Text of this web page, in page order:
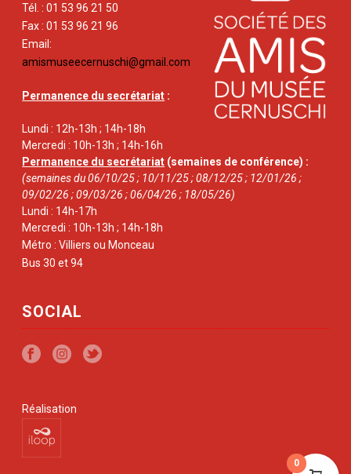
Tél. : 01 53 96 21 50
Fax : 01 53 96 21 96
Email:
amismuseecernuschi@gmail.com
Permanence du secrétariat :
Lundi : 12h-13h ; 14h-18h
Mercredi : 10h-13h ; 14h-16h
Permanence du secrétariat (semaines de conférence) :
(semaines du 06/10/25 ; 10/11/25 ; 08/12/25 ; 12/01/26 ;
09/02/26 ; 09/03/26 ; 06/04/26 ; 18/05/26)
Lundi : 14h-17h
Mercredi : 10h-13h ; 14h-18h
Métro : Villiers ou Monceau
Bus 30 et 94
SOCIAL
Réalisation
0